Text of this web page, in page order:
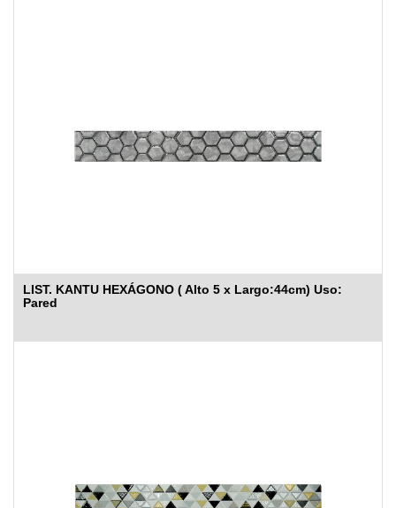
LIST. KANTU HEXÁGONO ( Alto 5 x Largo:44cm) Uso:
Pared